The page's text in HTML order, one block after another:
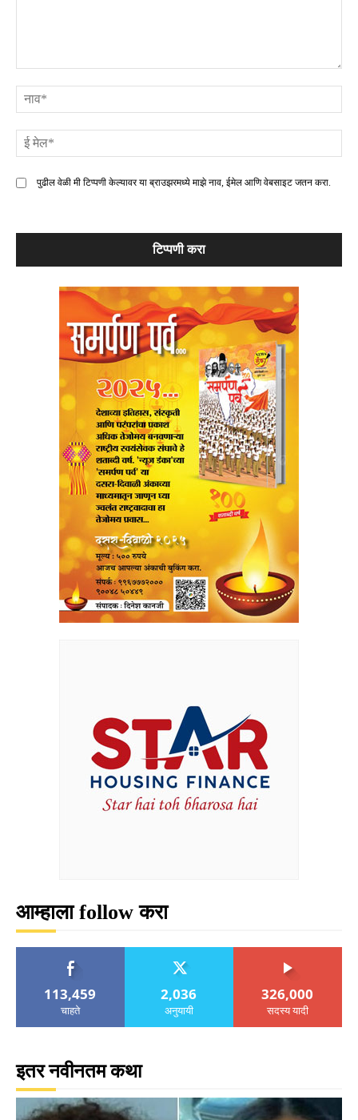
पुढील वेळी मी टिप्पणी केल्यावर या ब्राउझरमध्ये माझे नाव, ईमेल आणि वेबसाइट जतन करा.
आम्हाला follow करा
113,459
चाहते
2,036
अनुयायी
326,000
सदस्य यादी
इतर नवीनतम कथा